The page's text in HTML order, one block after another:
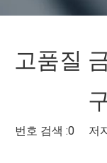
고품질
번호 검색 :0 저